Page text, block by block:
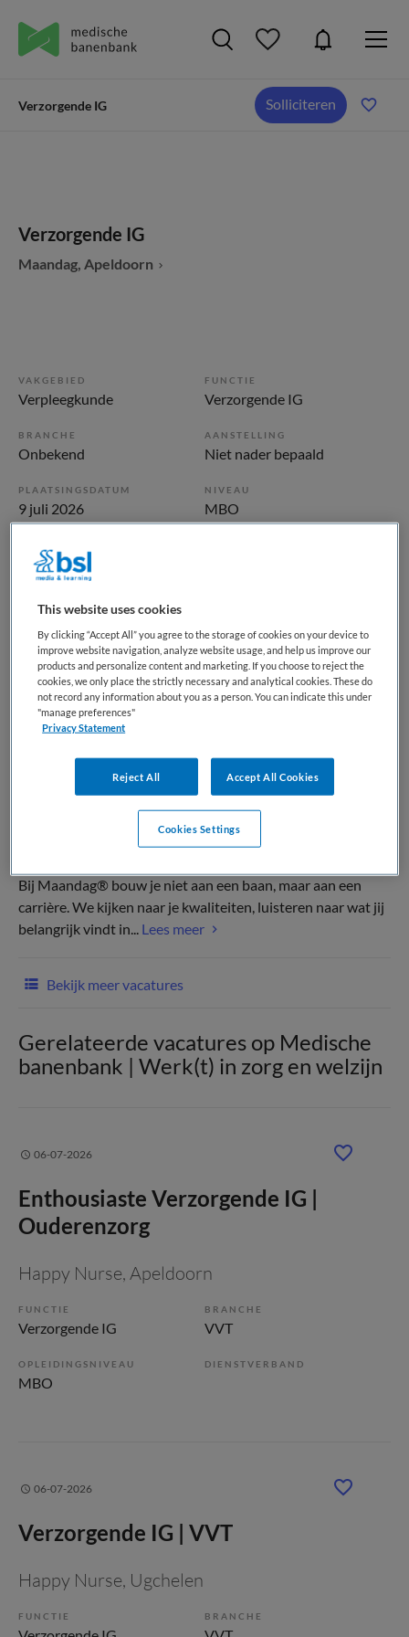
Verzorgende IG Solliciteren
Verzorgende IG
Maandag, Apeldoorn
VAKGEBIED
Verpleegkunde
FUNCTIE
Verzorgende IG
BRANCHE
Onbekend
AANSTELLING
Niet nader bepaald
PLAATSINGSDATUM
9 juli 2026
NIVEAU
MBO
Niet nader bepaald
Vacature niet beschikbaar
Deze vacature Verzorgende IG bij Maandag is niet meer
actueel. Hieronder staan enkele vergelijkbare vacatures die
voor u wellicht interessant zijn.
Bij Maandag® bouw je niet aan een baan, maar aan een
carrière. We kijken naar je kwaliteiten, luisteren naar wat jij
belangrijk vindt in... Lees meer
Bekijk meer vacatures
Gerelateerde vacatures op Medische
banenbank | Werk(t) in zorg en welzijn
06-07-2026
Enthousiaste Verzorgende IG |
Ouderenzorg
Happy Nurse, Apeldoorn
FUNCTIE
Verzorgende IG
BRANCHE
VVT
OPLEIDINGSNIVEAU
MBO
DIENSTVERBAND
06-07-2026
Verzorgende IG | VVT
Happy Nurse, Ugchelen
FUNCTIE BRANCHE
This website uses cookies
By clicking “Accept All” you agree to the storage of cookies on your device to
improve website navigation, analyze website usage, and help us improve our
products and personalize content and marketing. If you choose to reject the
cookies, we only place the strictly necessary and analytical cookies. These do
not record any information about you as a person. You can indicate this under
"manage preferences"
Privacy Statement
Reject All Accept All Cookies
Cookies Settings